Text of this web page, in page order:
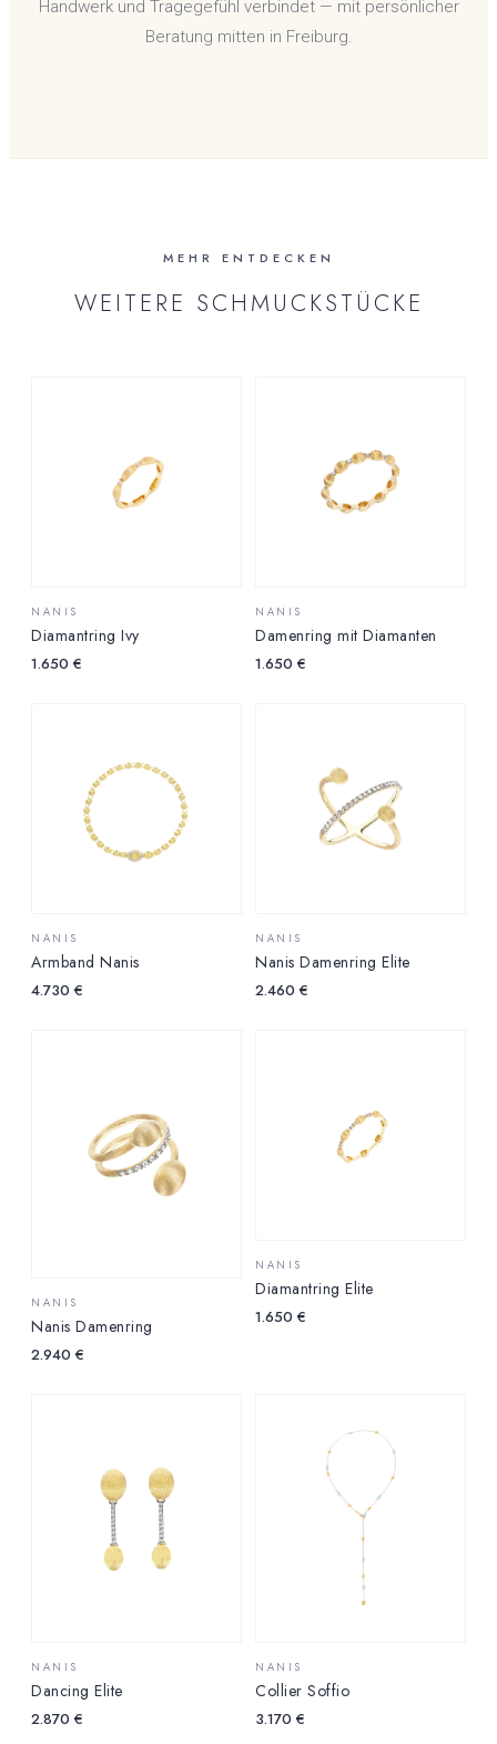
Handwerk und Tragegefühl verbindet — mit persönlicher
Beratung mitten in Freiburg.
MEHR ENTDECKEN
WEITERE SCHMUCKSTÜCKE
NANIS
Diamantring Ivy
1.650 €
NANIS
Damenring mit Diamanten
1.650 €
NANIS
Armband Nanis
4.730 €
NANIS
Nanis Damenring Elite
2.460 €
NANIS
Nanis Damenring
2.940 €
NANIS
Diamantring Elite
1.650 €
NANIS
Dancing Elite
2.870 €
NANIS
Collier Soffio
3.170 €